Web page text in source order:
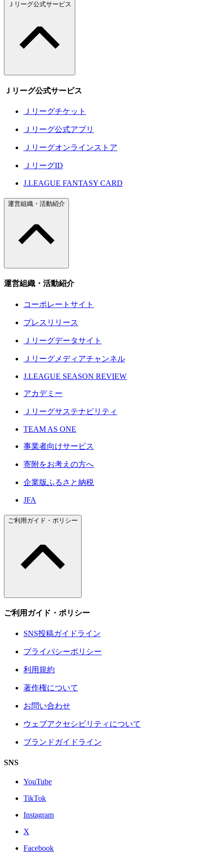
Ｊリーグ公式サービス
Ｊリーグ公式サービス
Ｊリーグチケット
Ｊリーグ公式アプリ
Ｊリーグオンラインストア
ＪリーグID
J.LEAGUE FANTASY CARD
運営組織・活動紹介
運営組織・活動紹介
コーポレートサイト
プレスリリース
Ｊリーグデータサイト
Ｊリーグメディアチャンネル
J.LEAGUE SEASON REVIEW
アカデミー
Ｊリーグサステナビリティ
TEAM AS ONE
事業者向けサービス
寄附をお考えの方へ
企業版ふるさと納税
JFA
ご利用ガイド・ポリシー
ご利用ガイド・ポリシー
SNS投稿ガイドライン
プライバシーポリシー
利用規約
著作権について
お問い合わせ
ウェブアクセシビリティについて
ブランドガイドライン
SNS
YouTube
TikTok
Instagram
X
Facebook